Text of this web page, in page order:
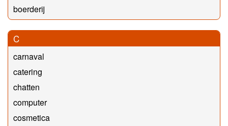
boerderij
C
carnaval
catering
chatten
computer
cosmetica